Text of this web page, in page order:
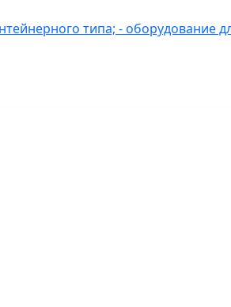
типа; - оборудование